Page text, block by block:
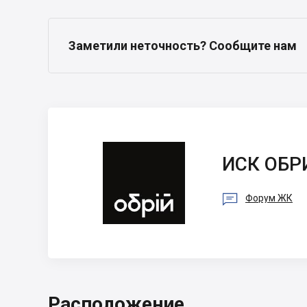
Заметили неточность? Сообщите нам
ИСК
 Форум ЖК